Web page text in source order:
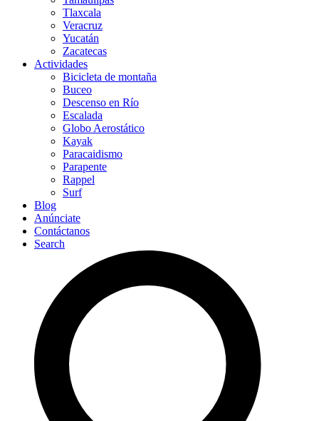
Tlaxcala
Veracruz
Yucatán
Zacatecas
Actividades
Bicicleta de montaña
Buceo
Descenso en Río
Escalada
Globo Aerostático
Kayak
Paracaidismo
Parapente
Rappel
Surf
Blog
Anúnciate
Contáctanos
Search